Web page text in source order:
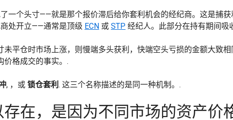
一个头寸——就是那个报价滞后给你套利机会的经纪商。这是捕获
处开立——通常是顶级 ECN 或 STP 经纪人。此部分在持有期间吸
未平仓时市场上涨，则慢端多头获利，快端空头亏损的金额大致
价格成交的事实。.
, ，或 锁仓套利 . 这三个名称描述的是同一种机制。.
在，是因为不同市场的资产价